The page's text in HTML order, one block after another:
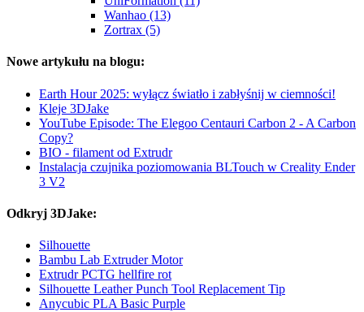
Wanhao (13)
Zortrax (5)
Nowe artykułu na blogu:
Earth Hour 2025: wyłącz światło i zabłyśnij w ciemności!
Kleje 3DJake
YouTube Episode: The Elegoo Centauri Carbon 2 - A Carbon
Copy?
BIO - filament od Extrudr
Instalacja czujnika poziomowania BLTouch w Creality Ender
3 V2
Odkryj 3DJake:
Silhouette
Bambu Lab Extruder Motor
Extrudr PCTG hellfire rot
Silhouette Leather Punch Tool Replacement Tip
Anycubic PLA Basic Purple